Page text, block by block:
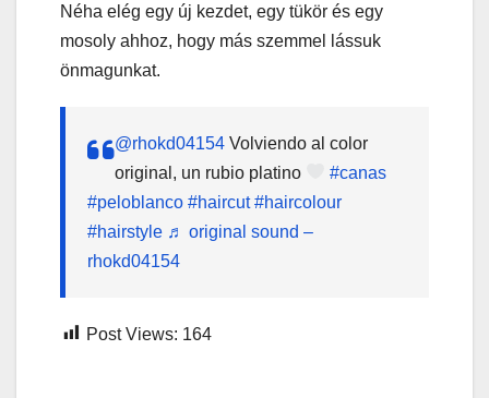
Néha elég egy új kezdet, egy tükör és egy
mosoly ahhoz, hogy más szemmel lássuk
önmagunkat.
@rhokd04154 Volviendo al color
original, un rubio platino
#canas
#peloblanco #haircut #haircolour
#hairstyle ♬ original sound –
rhokd04154
Post Views: 164